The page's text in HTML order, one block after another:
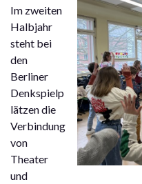
Im zweiten
Halbjahr
steht bei
den
Berliner
Denkspielp
lätzen die
Verbindung
von
Theater
und